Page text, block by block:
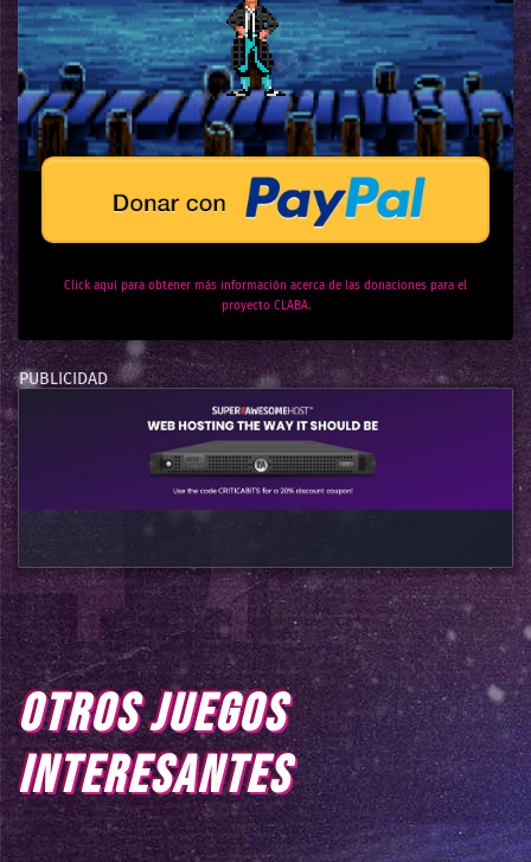
Click aquí para obtener más información acerca de las donaciones para el
proyecto CLABA.
OTROS JUEGOS
INTERESANTES